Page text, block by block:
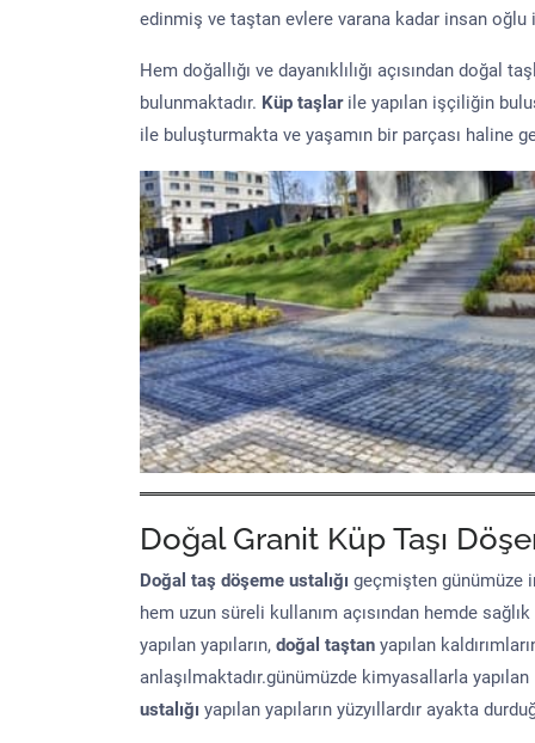
edinmiş ve taştan evlere varana kadar insan oğlu
Hem doğallığı ve dayanıklılığı açısından
bulunmaktadır. Küp taşlarile yapılan işçiliğin
ile buluşturmakta ve yaşamın bir parçası haline
Doğal Granit Küp Taşı
Doğal taş döşeme ustalığı geçmişten günümüze
hem uzun süreli kullanım açısından hemde
yapılan yapıların, doğal taştan yapılan
anlaşılmaktadır.günümüzde kimyasallarla
ustalığı yapılan yapıların yüzyıllardır ayakta